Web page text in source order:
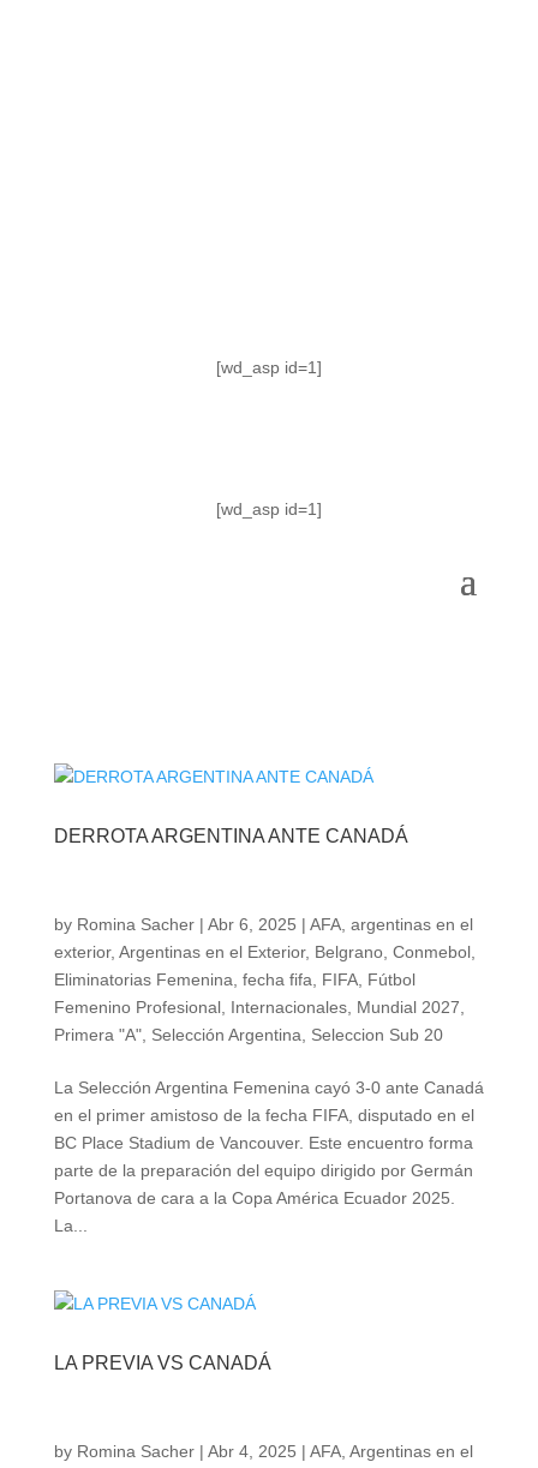
[wd_asp id=1]
[wd_asp id=1]
DERROTA ARGENTINA ANTE CANADÁ
by Romina Sacher| Abr 6, 2025 | AFA, argentinas en el
exterior, Argentinas en el Exterior, Belgrano, Conmebol,
Eliminatorias Femenina fecha fifa FIFA, Fútbol
Femenino Profesional, Internacionales, Mundial 2027
Primera "A", Selección Argentina Seleccion Sub 20
La Selección Argentina Femenina cayó 3-0 ante Canadá
en el primer amistoso de la fecha FIFA, disputado en el
BC Place Stadium de Vancouver. Este encuentro forma
parte de la preparación del equipo dirigido por Germán
Portanova de cara a la Copa América Ecuador 2025.
La...
LA PREVIA VS CANADÁ
by Romina Sacher| Abr 4, 2025 | AFA, Argentinas en el